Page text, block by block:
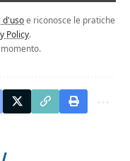
d'usoe riconosce le pratiche
Policy.